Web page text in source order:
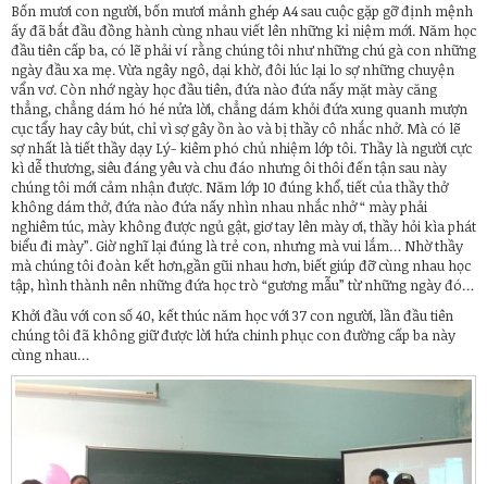
Bốn mươi con người, bốn mươi mảnh ghép A4 sau cuộc gặp gỡ định mệnh
ấy đã bắt đầu đồng hành cùng nhau viết lên những kỉ niệm mới. Năm học
đầu tiên cấp ba, có lẽ phải ví rằng chúng tôi như những chú gà con những
ngày đầu xa mẹ. Vừa ngây ngô, dại khờ, đôi lúc lại lo sợ những chuyện
vẩn vơ. Còn nhớ ngày học đầu tiên, đứa nào đứa nấy mặt mày căng
thẳng, chẳng dám hó hé nửa lời, chẳng dám khỏi đứa xung quanh mượn
cục tẩy hay cây bút, chỉ vì sợ gây ồn ào và bị thầy cô nhắc nhở. Mà có lẽ
sợ nhất là tiết thầy dạy Lý- kiêm phó chủ nhiệm lớp tôi. Thầy là người cực
kì dễ thương, siêu đáng yêu và chu đáo nhưng ôi thôi đến tận sau này
chúng tôi mới cảm nhận được. Năm lớp 10 đúng khổ, tiết của thầy thở
không dám thở, đứa nào đứa nấy nhìn nhau nhắc nhở “ mày phải
nghiêm túc, mày không được ngủ gật, giơ tay lên mày ơi, thầy hỏi kìa phát
biểu đi mày”. Giờ nghĩ lại đúng là trẻ con, nhưng mà vui lắm… Nhờ thầy
mà chúng tôi đoàn kết hơn,gần gũi nhau hơn, biết giúp đỡ cùng nhau học
tập, hình thành nên những đứa học trò “gương mẫu” từ những ngày đó…
Khởi đầu với con số 40, kết thúc năm học với 37 con người, lần đầu tiên
chúng tôi đã không giữ được lời hứa chinh phục con đường cấp ba này
cùng nhau…